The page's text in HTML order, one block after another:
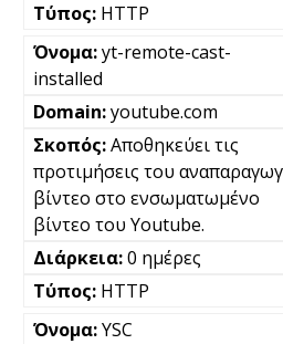
HTTP
yt-remote-cast-
installed
youtube.com
Αποθηκεύει τις
προτιμήσεις του
βίντεο στο ενσωματωμένο
βίντεο του Youtube.
0 ημέρες
HTTP
YSC